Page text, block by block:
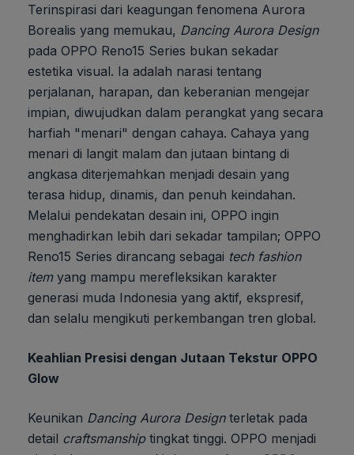
Terinspirasi dari keagungan fenomena Aurora
Borealis yang memukau, Dancing Aurora Design
pada OPPO Reno15 Series bukan sekadar
estetika visual. Ia adalah narasi tentang
perjalanan, harapan, dan keberanian mengejar
impian, diwujudkan dalam perangkat yang secara
harfiah "menari" dengan cahaya. Cahaya yang
menari di langit malam dan jutaan bintang di
angkasa diterjemahkan menjadi desain yang
terasa hidup, dinamis, dan penuh keindahan.
Melalui pendekatan desain ini, OPPO ingin
menghadirkan lebih dari sekadar tampilan; OPPO
Reno15 Series dirancang sebagai tech fashion
itemyang mampu merefleksikan karakter
generasi muda Indonesia yang aktif, ekspresif,
dan selalu mengikuti perkembangan tren global.
Keahlian Presisi dengan Jutaan Tekstur OPPO
Glow
Keunikan Dancing Aurora Designterletak pada
detail craftsmanshiptingkat tinggi. OPPO menjadi